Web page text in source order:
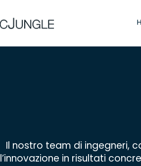
Il nostro team di ingegneri,
l’innovazione in risultati